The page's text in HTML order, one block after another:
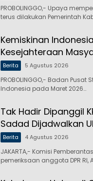
PROBOLINGGO,- Upaya
terus dilakukan Pemerintah
Kemiskinan
Kesejahteraan
Berita 5 Agustus 2026
PROBOLINGGO,- Badan
Indonesia pada Maret 2026…
Tak Hadir Dipanggil
Sadad Dijadwalkan
Berita 4 Agustus 2026
JAKARTA,- Komisi
pemeriksaan anggota DPR RI,